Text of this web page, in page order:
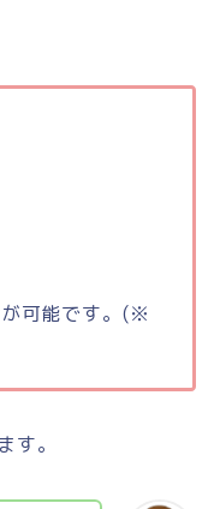
可能です。(※
す。